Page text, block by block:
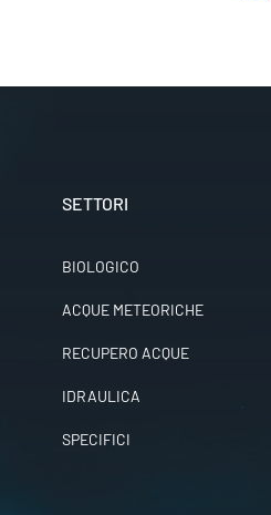
SETTORI
BIOLOGICO
ACQUE METEORICHE
RECUPERO ACQUE
IDRAULICA
SPECIFICI